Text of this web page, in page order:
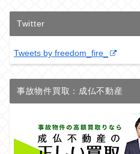
Twitter
Tweets by freedom_fire_
事故物件買取：成仏不動産